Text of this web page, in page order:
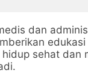
dan
sehat dan